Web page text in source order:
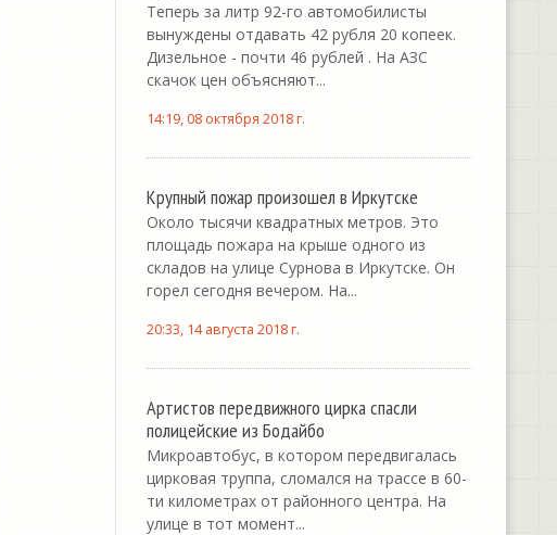
Теперь за литр 92-го автомобилисты
вынуждены отдавать 42 рубля 20 копеек.
Дизельное - почти 46 рублей . На АЗС
скачок цен объясняют...
14:19, 08 октября 2018 г.
Крупный пожар произошел в Иркутске
Около тысячи квадратных метров. Это
площадь пожара на крыше одного из
складов на улице Сурнова в Иркутске. Он
горел сегодня вечером. На...
20:33, 14 августа 2018 г.
Артистов передвижного цирка спасли
полицейские из Бодайбо
Микроавтобус, в котором передвигалась
цирковая труппа, сломался на трассе в 60-
ти километрах от районного центра. На
улице в тот момент...